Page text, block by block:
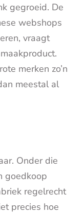
gegroeid. De
webshops
vraagt
merken zo’n
meestal al
Onder die
goedkoop
regelrecht
precies hoe